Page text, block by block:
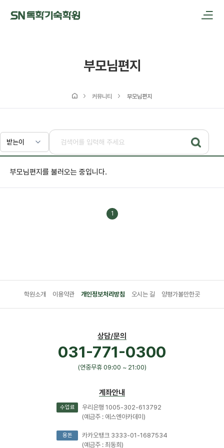
부모님편지
커뮤니티 부모님편지
부모님편지를 불러오는 중입니다.
1
학원소개 이용약관 개인정보처리방침 오시는 길 양평가볼만한곳
상담/문의
031-771-0300
(연중무휴 09:00 ~ 21:00)
계좌안내
수업료
우리은행 1005-302-613792
(예금주 : 에스엔아카데미)
용돈
카카오뱅크 3333-01-1687534
(예금주 : 최동희)